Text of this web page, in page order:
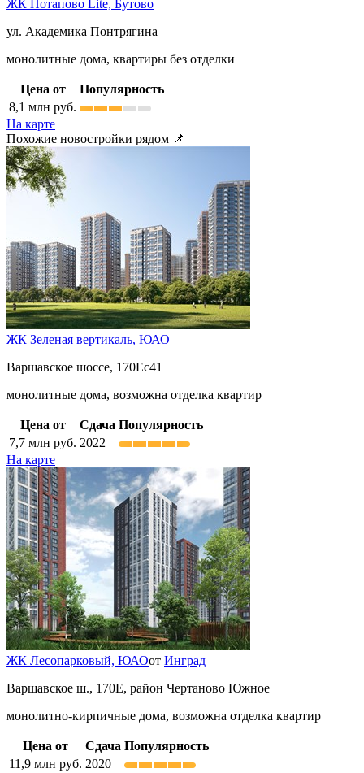
ЖК Потапово Lite, Бутово
ул. Академика Понтрягина
монолитные дома, квартиры без отделки
Цена от
Популярность
8,1 млн руб.
На карте
Похожие новостройки рядом 📌
ЖК Зеленая вертикаль, ЮАО
Варшавское шоссе, 170Ес41
монолитные дома, возможна отделка квартир
Цена от Сдача Популярность
7,7 млн руб. 2022
На карте
ЖК Лесопарковый, ЮАОот Инград
Варшавское ш., 170Е, район Чертаново Южное
монолитно-кирпичные дома, возможна отделка квартир
Цена от Сдача Популярность
11,9 млн руб. 2020